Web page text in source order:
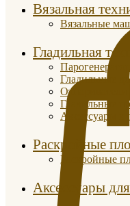
Вязальная
Вязальные
Гладильная
Гладильные
Отпариватели
Гладильные
Аксессуары к
Раскройные
Раскройные
Аксессуары